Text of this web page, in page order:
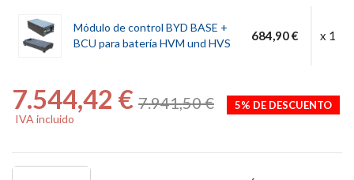
Módulo de control BYD BASE +
BCU para batería HVM und HVS
684,90 € x 1
7.544,42 €
IVA incluido
7.941,50 € 5% DE DESCUENTO